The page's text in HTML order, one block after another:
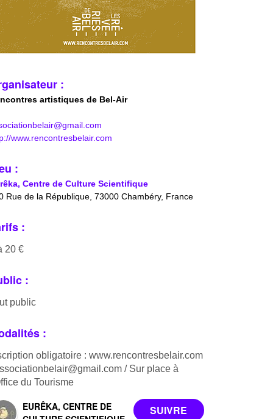
:
artistiques de Bel-Air
www.rencontresbelair.com
:
Centre de Culture Scientifique
Rue de la République, 73000 Chambéry, France
:
20 €
:
public
:
obligatoire : www.rencontresbelair.com
/ Sur place à
du Tourisme
EURÊKA, CENTRE DE